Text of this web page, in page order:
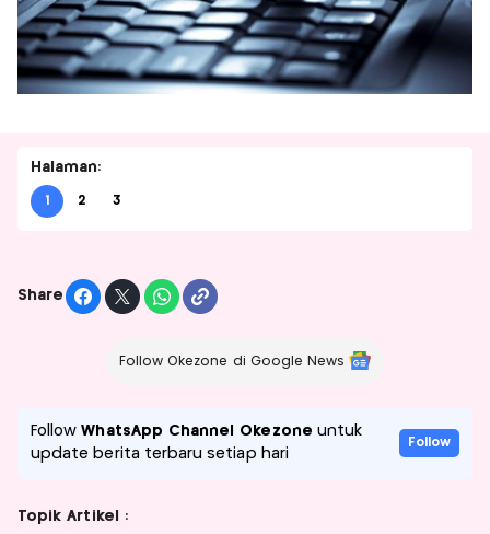
Halaman:
1 2 3
Share
Follow Okezone di Google News
FollowWhatsApp Channel Okezone untuk
update berita terbaru setiap hari
Follow
Topik Artikel :